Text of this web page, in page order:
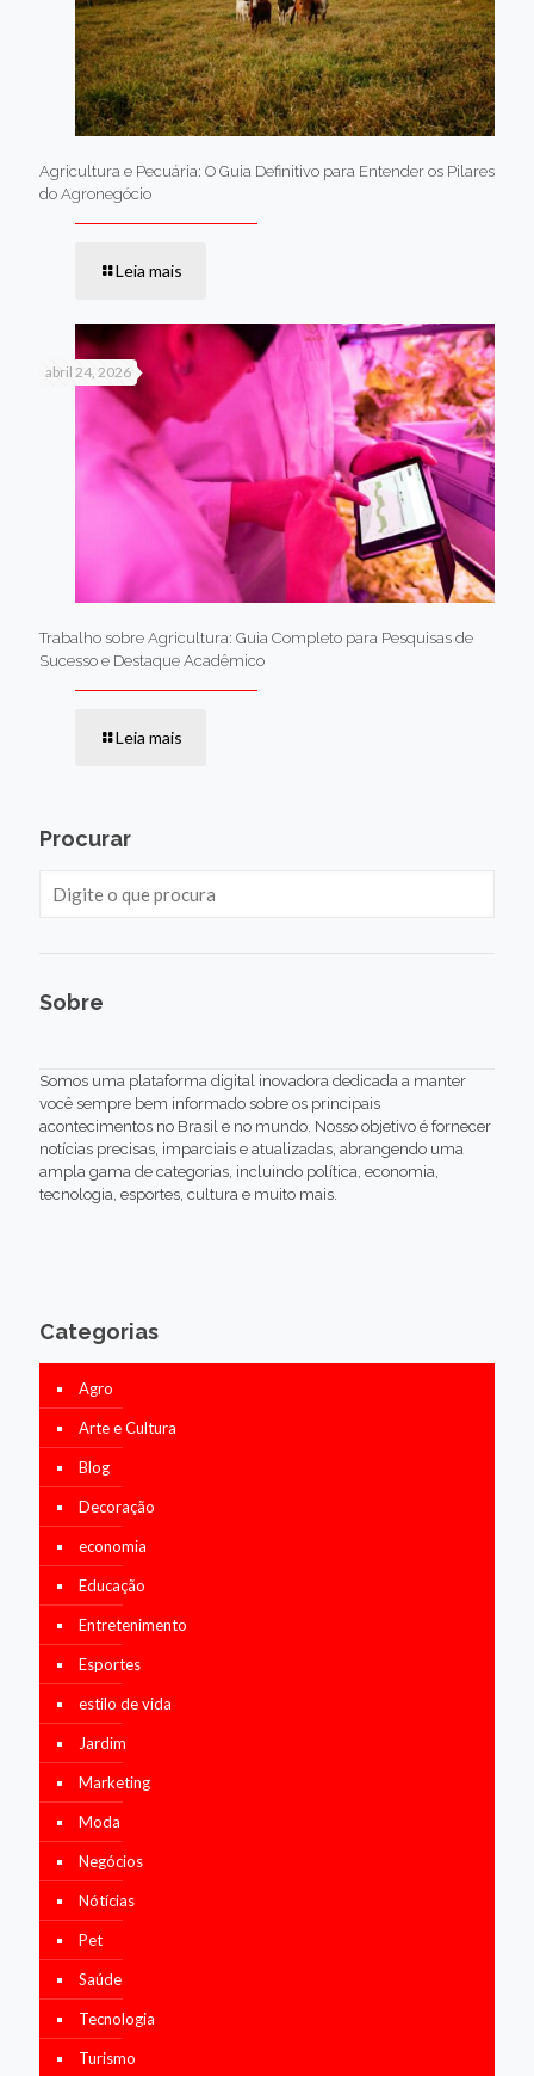
Agricultura e Pecuária: O Guia Definitivo para Entender os Pilares
do Agronegócio
Leia mais
abril 24, 2026
Trabalho sobre Agricultura: Guia Completo para Pesquisas de
Sucesso e Destaque Acadêmico
Leia mais
Procurar
Sobre
Somos uma plataforma digital inovadora dedicada a manter
você sempre bem informado sobre os principais
acontecimentos no Brasil e no mundo. Nosso objetivo é fornecer
notícias precisas, imparciais e atualizadas, abrangendo uma
ampla gama de categorias, incluindo política, economia,
tecnologia, esportes, cultura e muito mais.
Categorias
Agro
Arte e Cultura
Blog
Decoração
economia
Educação
Entretenimento
Esportes
estilo de vida
Jardim
Marketing
Moda
Negócios
Nótícias
Pet
Saúde
Tecnologia
Turismo